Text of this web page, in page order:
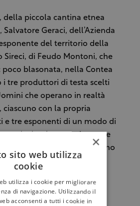
della piccola cantina etnea
Salvatore Geraci, dell’Azienda
del territorio della
Sireci, di Feudo Montoni, che
blasonata, nella Contea
i tre produttori di testa scelti
che operano in realtà
con la propria
e tre esponenti di un modo di
cominciando a convincere, e
estera, dando prova di uno
forte, in grado di
alla sua unicità, con le
vino nazionale e
×
sito web utilizza
cookie
utilizza i cookie per migliorare
di navigazione. Utilizzando il
acconsenti a tutti i cookie in